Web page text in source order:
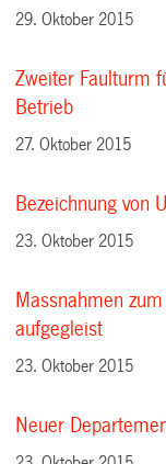
29. Oktober 2015
Zweiter Faulturm
Betrieb
27. Oktober 2015
Bezeichnung von
23. Oktober 2015
Massnahmen
aufgegleist
23. Oktober 2015
Neuer